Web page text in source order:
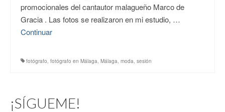
promocionales del cantautor malagueño Marco de
Gracia . Las fotos se realizaron en mi estudio, …
Continuar
fotógrafo, fotógrafo en Málaga, Málaga, moda, sesión
¡SÍGUEME!